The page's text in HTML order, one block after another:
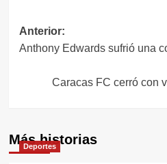
Navegación
de
entradas
Anterior:
Anthony Edwards sufrió una
Caracas FC cerró con
Más historias
Deportes